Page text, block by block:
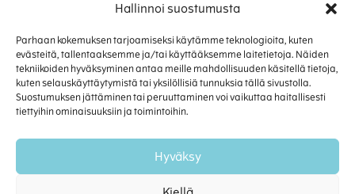
Hallinnoi suostumusta
Parhaan kokemuksen tarjoamiseksi käytämme teknologioita, kuten
evästeitä, tallentaaksemme ja/tai käyttääksemme laitetietoja. Näiden
tekniikoiden hyväksyminen antaa meille mahdollisuuden käsitellä tietoja,
kuten selauskäyttäytymistä tai yksilöllisiä tunnuksia tällä sivustolla.
Suostumuksen jättäminen tai peruuttaminen voi vaikuttaa haitallisesti
tiettyihin ominaisuuksiin ja toimintoihin.
Hyväksy
Puh. 040 901 0955